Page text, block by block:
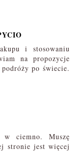
i stosowaniu
na propozycje
po świecie.
ciemno. Muszę
stronie jest więcej